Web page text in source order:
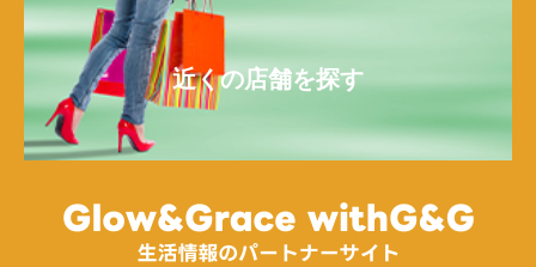
近くの店舗を探す